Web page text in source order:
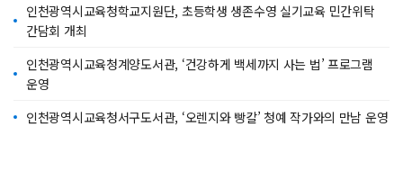
인천광역시교육청학교지원단, 초등학생 생존수영 실기교육 민간위탁
간담회 개최
인천광역시교육청계양도서관, ‘건강하게 백세까지 사는 법’ 프로그램
운영
인천광역시교육청서구도서관, ‘오렌지와 빵칼’ 청예 작가와의 만남 운영